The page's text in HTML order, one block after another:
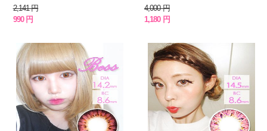
2,141 円
990 円
4,000 円
1,180 円